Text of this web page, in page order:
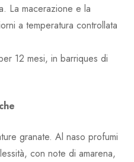
La macerazione e la
a temperatura controllata
12 mesi, in barriques di
granate. Al naso profumi
con note di amarena,